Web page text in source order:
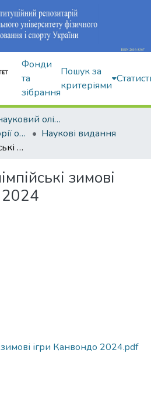
Фонди
та
зібрання
Пошук за
критеріями
Навчально-науковий олімпійський інститут
Кафедра історії і теорії олімпійського спорту
Наукові видання
IV Юнацькі Олімпійські зимові ігри Канвондо 2024
зимові
2024
ігри Канвондо 2024.pdf